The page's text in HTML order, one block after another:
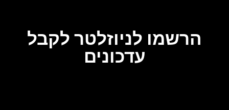
הרשמו לניוזלטר לקבל
עדכונים